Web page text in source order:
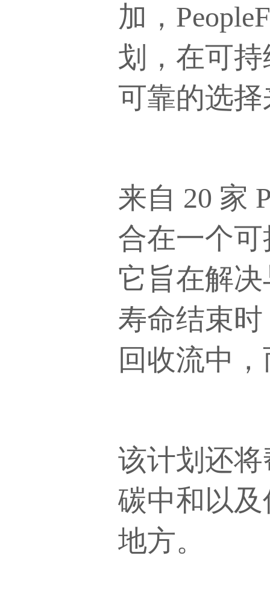
加，
划，在可
可靠的选
来自 20 家
合在一个
它旨在解
寿命结束
回收流中
该计划还
碳中和以
地方。